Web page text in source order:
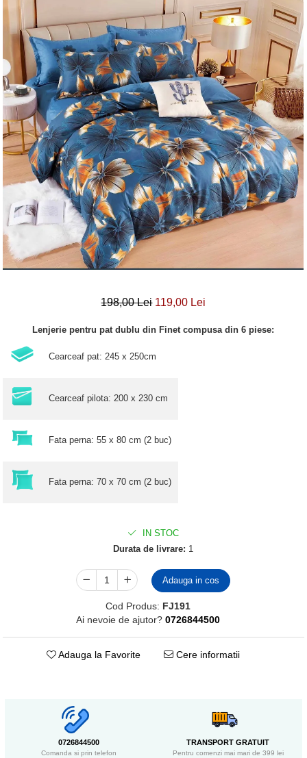
Lenjerii Creponate
Lenjerii de finet Iprimate Digital
Lenjerii de pat Bumbac 100%
Lenjerii de pat Finet + 2 Draperii
Lenjerii de pat Saten 4 piese cu
elastic
198,00 Lei 119,00 Lei
Lenjerie pentru pat dublu din Finet compusa din 6 piese:
Cearceaf pat: 245 x 250cm
Cearceaf pilota: 200 x 230 cm
Fata perna: 55 x 80 cm (2 buc)
Fata perna: 70 x 70 cm (2 buc)
IN STOC
Durata de livrare: 1
Adauga in cos
Cod Produs: FJ191
Ai nevoie de ajutor? 0726844500
Adauga la Favorite Cere informatii
0726844500
Comanda si prin telefon
TRANSPORT GRATUIT
Pentru comenzi mai mari de 399 lei